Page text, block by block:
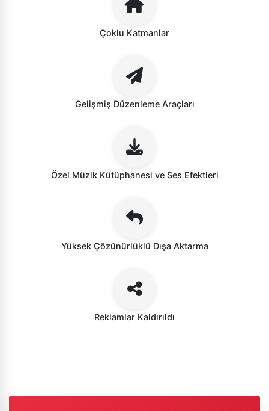
Çoklu Katmanlar
Gelişmiş Düzenleme Araçları
Özel Müzik Kütüphanesi ve Ses Efektleri
Yüksek Çözünürlüklü Dışa Aktarma
Reklamlar Kaldırıldı